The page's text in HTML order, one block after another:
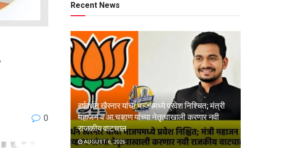
0
Recent News
हर्षवर्धन खैरनार यांचा भाजपमध्ये प्रवेश निश्चित; मंत्री
महाजन व आ.चव्हाण यांच्या नेतृत्वाखाली करणार नवी
राजकीय वाटचाल
AUGUST 6, 2026